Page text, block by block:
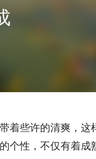
着些许的清爽，这
个性，不仅有着成